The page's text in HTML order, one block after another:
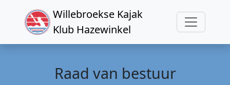
Willebroekse Kajak
Klub Hazewinkel
Raad van bestuur